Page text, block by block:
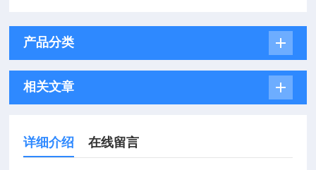
产品分类
相关文章
详细介绍 在线留言